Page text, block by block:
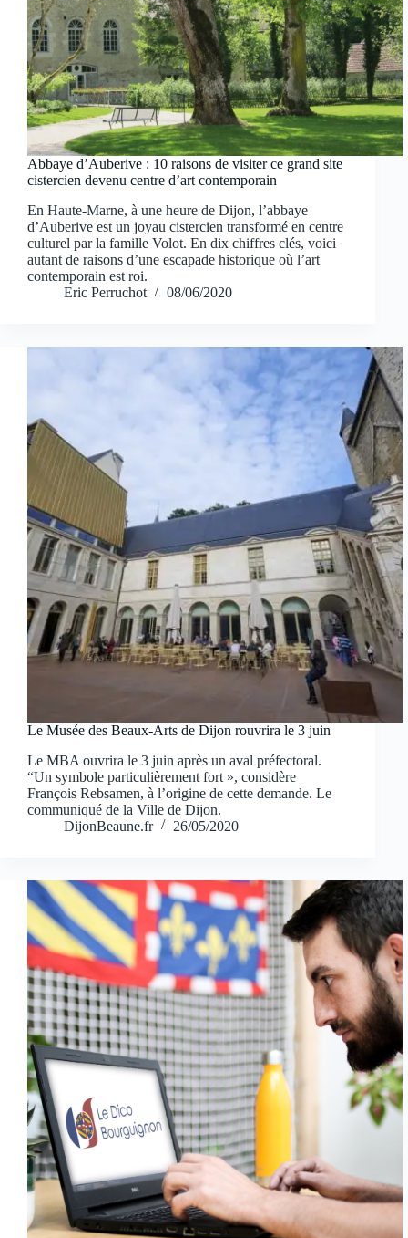
Abbaye d’Auberive : 10 raisons de visiter ce grand site
cistercien devenu centre d’art contemporain
En Haute-Marne, à une heure de Dijon, l’abbaye
d’Auberive est un joyau cistercien transformé en centre
culturel par la famille Volot. En dix chiffres clés, voici
autant de raisons d’une escapade historique où l’art
contemporain est roi.
Eric Perruchot
08/06/2020
Le Musée des Beaux-Arts de Dijon rouvrira le 3 juin
Le MBA ouvrira le 3 juin après un aval préfectoral.
“Un symbole particulièrement fort », considère
François Rebsamen, à l’origine de cette demande. Le
communiqué de la Ville de Dijon.
DijonBeaune.fr
26/05/2020